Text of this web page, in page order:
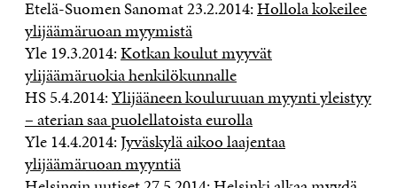
Etelä-Suomen Sanomat 23.2.2014:Hollola kokeilee
ylijäämäruoan myymistä
Yle 19.3.2014:Kotkan koulut myyvät
ylijäämäruokia henkilökunnalle
HS 5.4.2014:Ylijääneen kouluruuan myynti yleistyy
– aterian saa puolellatoista eurolla
Yle 14.4.2014:Jyväskylä aikoo laajentaa
ylijäämäruoan myyntiä